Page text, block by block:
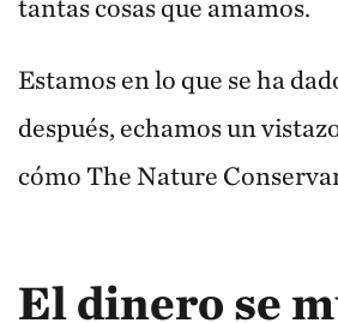
tantas cosas que amamos.
Estamos en lo que se ha
después, echamos un
cómo The Nature
El dinero se